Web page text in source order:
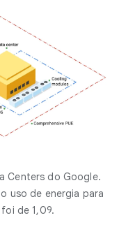
Centers do Google.
uso de energia para
de 1,09.